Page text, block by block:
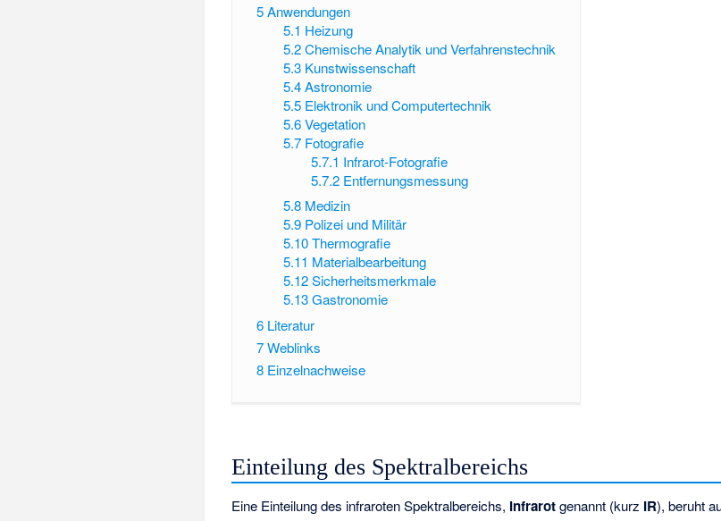
5Anwendungen
5.1 Heizung
5.2 Chemische Analytik und Verfahrenstechnik
5.3 Kunstwissenschaft
5.4 Astronomie
5.5 Elektronik und Computertechnik
5.6 Vegetation
5.7 Fotografie
5.7.1 Infrarot-Fotografie
5.7.2 Entfernungsmessung
5.8 Medizin
5.9 Polizei und Militär
5.10 Thermografie
5.11 Materialbearbeitung
5.12 Sicherheitsmerkmale
5.13 Gastronomie
6 Literatur
7Weblinks
8 Einzelnachweise
Einteilung des Spektralbereichs
Eine Einteilung des infraroten Spektralbereichs, Infrarotgenannt (kurz IR), beruht